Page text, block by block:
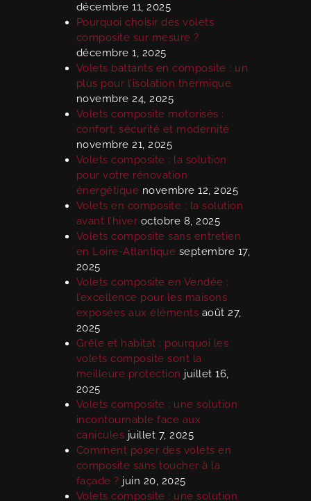
décembre 11, 2025
Pourquoi choisir des volets
composite sur mesure ?
décembre 1, 2025
Volets battants en composite : un
plus pour l’isolation thermique
novembre 24, 2025
Volets composite motorisés :
confort, sécurité et modernité
novembre 21, 2025
Volets composite : la solution
pour votre rénovation
énergétique novembre 12, 2025
Volets en composite : la solution
avant l’hiver octobre 8, 2025
Volets composite sans entretien
en Loire-Atlantique septembre 17,
2025
Volets composite en Vendée :
l’excellence pour les maisons
exposées aux éléments août 27,
2025
Grêle et habitat : pourquoi les
volets composite sont la
meilleure protection juillet 16,
2025
Volets composite : une solution
incontournable face aux
canicules juillet 7, 2025
Comment poser des volets en
composite sans toucher à la
façade ? juin 20, 2025
Volets composite : une solution